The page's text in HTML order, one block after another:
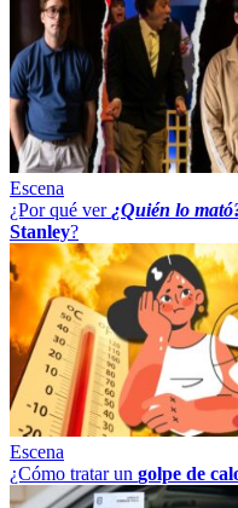
Escena
¿Por qué ver ¿Quién lo
Stanley?
Escena
¿Cómo tratar un golpe de